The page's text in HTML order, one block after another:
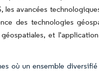
avancées
des technologies
et
où un ensemble